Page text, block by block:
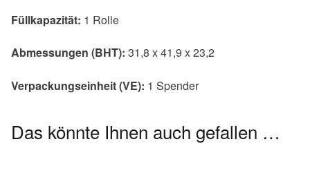
Füllkapazität: 1 Rolle
Abmessungen (BHT): 31,8 x 41,9 x 23,2
Verpackungseinheit (VE): 1 Spender
Das könnte Ihnen auch gefallen …